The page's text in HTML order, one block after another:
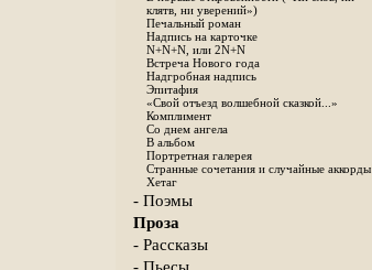
клятв, ни уверений»)
Печальный роман
Надпись на карточке
N+N+N, или 2N+N
Встреча Нового года
Надгробная надпись
Эпитафия
«Свой отъезд волшебной сказкой...»
Комплимент
Со днем ангела
В альбом
Портретная галерея
Странные сочетания и случайные аккорды
Хетаг
- Поэмы
Проза
- Рассказы